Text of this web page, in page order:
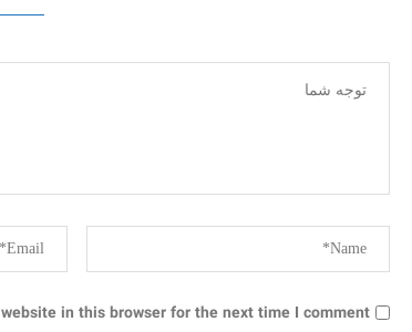
in this browser for the next time I comment.